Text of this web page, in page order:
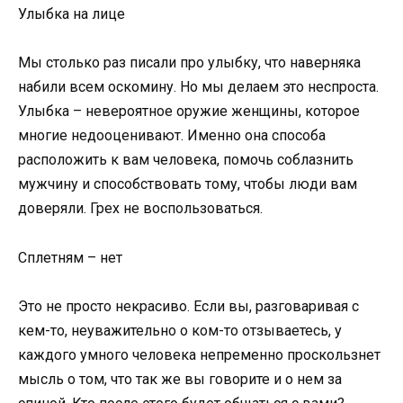
Улыбка на лице
Мы столько раз писали про улыбку, что наверняка
набили всем оскомину. Но мы делаем это неспроста.
Улыбка – невероятное оружие женщины, которое
многие недооценивают. Именно она способа
расположить к вам человека, помочь соблазнить
мужчину и способствовать тому, чтобы люди вам
доверяли. Грех не воспользоваться.
Сплетням – нет
Это не просто некрасиво. Если вы, разговаривая с
кем-то, неуважительно о ком-то отзываетесь, у
каждого умного человека непременно проскользнет
мысль о том, что так же вы говорите и о нем за